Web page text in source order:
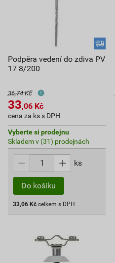
Podpěra vedení do zdiva PV
17 8/200
36,74 Kč
33,06 Kč
cena za ks s DPH
Vyberte si prodejnu
Skladem v (31) prodejnách
ks
Do košíku
33,06 Kč celkem s DPH